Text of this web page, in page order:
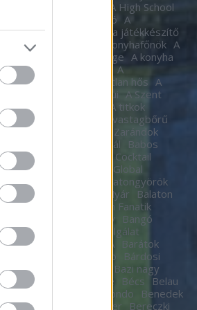
A High School
A Hindenburg léghajó A
A játékkészítő
a játékkészítő
A Kocka A konyhafőnök A
A konyha Ördöge A konyha
A lámpagyújtogatók
A
A láthatatlan hős A
A pokol kapui A Szent
A templomos lovagok
A titkok
A torony hősei
A vastagbőrű
A vörös oroszlán
A Zarándok
B.my.Lake Fesztivál
Babos
baby
Bacardí Legacy Cocktail
Bacardí Legacy Global
Balance
Balatongyörök
Hacacáré
Balatoni Nyár
Balaton
Balázsy Panna
Balkán Fanatik
Baló György
Bangó
Baptista Szeretetszolgálat
BUBORÉKTORTA Barátok
Barba Negra Music Club
Bárdosi
Bartendaz Hungary
Bazi nagy
lagzik
Bebe Bécs
Belau
Belmondo
Benedek
Ben Kingsley
Ben Stiller Bereczki